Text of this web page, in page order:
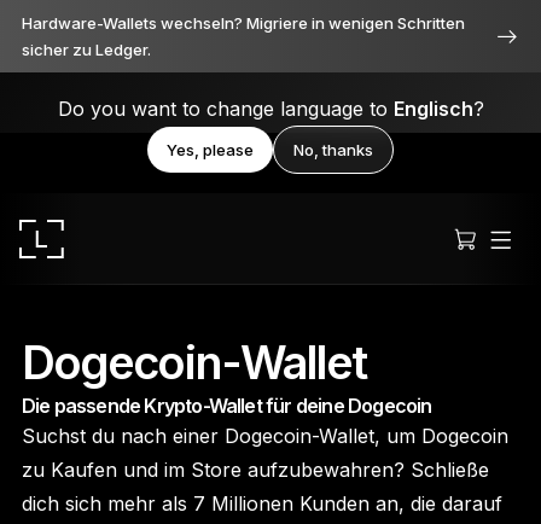
Hardware-Wallets wechseln? Migriere in wenigen Schritten
sicher zu Ledger.
Do you want to change language to Englisch?
Yes, please No, thanks
Ledger Stax
Durchweg erstklassig
Dogecoin-Wallet
Die passende Krypto-Wallet für deine Dogecoin
Suchst du nach einer Dogecoin-Wallet, um Dogecoin
zu Kaufen und im Store aufzubewahren? Schließe
dich sich mehr als 7 Millionen Kunden an, die darauf